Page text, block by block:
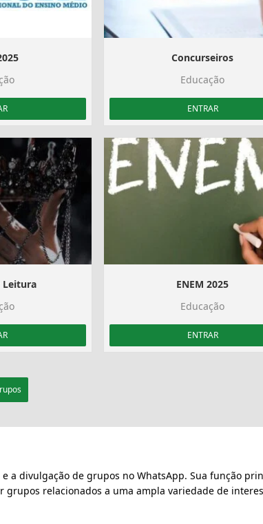
Concurseiros
Educação
ENTRAR
Leitura
ENEM 2025
Educação
ENTRAR
a divulgação de grupos no WhatsApp. Sua função
relacionados a uma ampla variedade de